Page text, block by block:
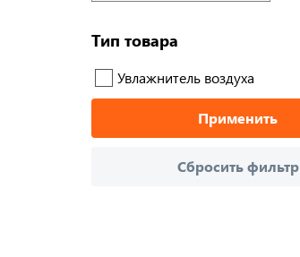
Тип товара
Увлажнитель воздуха
Применить
Сбросить фильтр